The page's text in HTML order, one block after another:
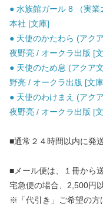
● 水族館ガール 8 （実
本社 [文庫]
● 天使のかたわら (アク
夜野亮 / オークラ出版 [
● 天使のため息 (アクア
野亮 / オークラ出版 [文
● 天使のわけまえ (アク
夜野亮 / オークラ出版 [
■通常２４時間以内に発
■メール便は、１冊から
宅急便の場合、2,500円
※「代引き」ご希望の方